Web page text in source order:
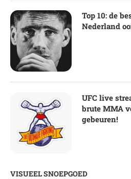
Top 10: de
Nederland
UFC live
brute MMA
gebeuren!
VISUEEL SNOEPGOED